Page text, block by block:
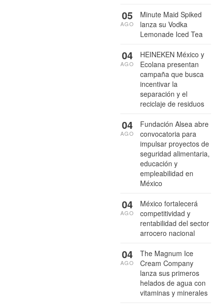
Minute Maid Spiked
lanza su Vodka
Lemonade Iced Tea
05
AGO
HEINEKEN México y
Ecolana presentan
campaña que busca
incentivar la
separación y el
reciclaje de residuos
04
AGO
Fundación Alsea abre
convocatoria para
impulsar proyectos de
seguridad alimentaria,
educación y
empleabilidad en
México
04
AGO
México fortalecerá
competitividad y
rentabilidad del sector
arrocero nacional
04
AGO
The Magnum Ice
Cream Company
lanza sus primeros
helados de agua con
vitaminas y minerales
04
AGO